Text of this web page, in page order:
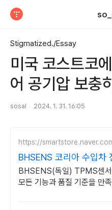
Stigmatized./Essay
미국 코스트코
어 공기압 보충
sosal 2024. 1. 31. 16:05
https://
BHSENS 코리아 수입차
TPMS 센서
BHSENS(독일) TPMS센서
모든 기능과 품질 기준을 만